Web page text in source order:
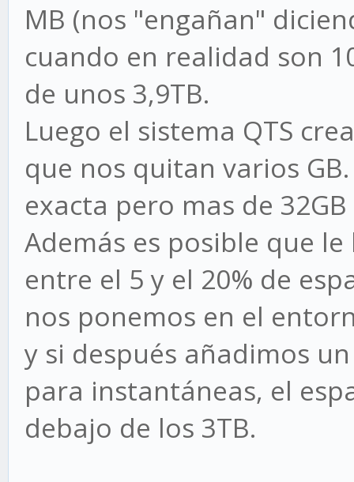
MB (nos "engañan"
cuando en realidad son
de unos 3,9TB.
Luego el sistema QTS
que nos quitan varios
exacta pero mas de
Además es posible que
entre el 5 y el 20% de
nos ponemos en el
y si después añadimos
para instantáneas, el
debajo de los 3TB.